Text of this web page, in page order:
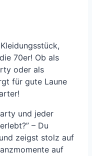
70er! Ob als
oder als
für gute Laune
und jeder
– Du
zeigst stolz auf
auf